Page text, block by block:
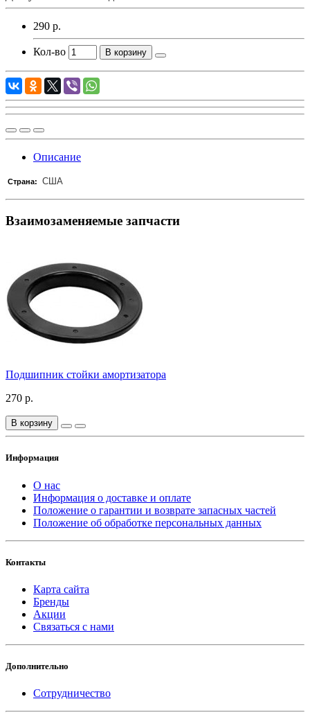
290 р.
Кол-во В корзину
Описание
Страна: США
Взаимозаменяемые запчасти
Подшипник стойки амортизатора
270 р.
В корзину
Информация
О нас
Информация о доставке и оплате
Положение о гарантии и возврате запасных частей
Положение об обработке персональных данных
Контакты
Карта сайта
Бренды
Акции
Связаться с нами
Дополнительно
Сотрудничество